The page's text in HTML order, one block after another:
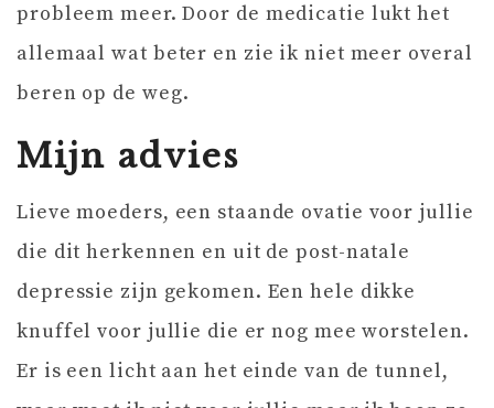
probleem meer. Door de medicatie lukt het
allemaal wat beter en zie ik niet meer overal
beren op de weg.
Mijn advies
Lieve moeders, een staande ovatie voor jullie
die dit herkennen en uit de post-natale
depressie zijn gekomen. Een hele dikke
knuffel voor jullie die er nog mee worstelen.
Er is een licht aan het einde van de tunnel,